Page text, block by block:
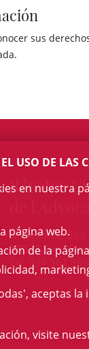
sus
Il·lustre
c/ Mallorca, 283
08037 Barcelona
Tel. 934 961 880
USO DE LAS
en nuestra
página web.
de la
aceptas
visite